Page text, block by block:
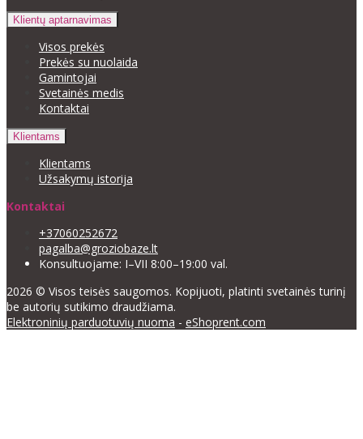
Klientų aptarnavimas
Visos prekės
Prekės su nuolaida
Gamintojai
Svetainės medis
Kontaktai
Klientams
Klientams
Užsakymų istorija
Kontaktai
+37060252672
pagalba@groziobaze.lt
Konsultuojame: I–VII 8:00–19:00 val.
2026 © Visos teisės saugomos. Kopijuoti, platinti svetainės turinį
be autorių sutikimo draudžiama.
Elektroninių parduotuvių nuoma - eShoprent.com